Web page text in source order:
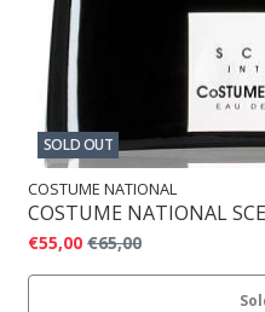
SOLD OUT
COSTUME NATIONAL
COSTUME NATIONAL
€55,00 €65,00